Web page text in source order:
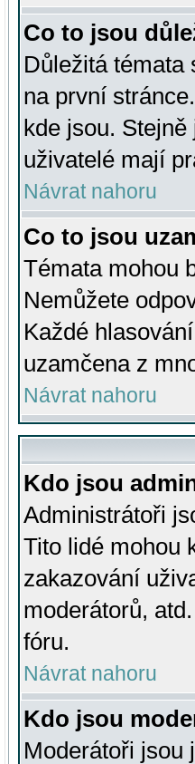
Co to jsou
Důležitá témata
na první
kde jsou.
uživatelé mají
Návrat nahoru
Co to jsou
Témata mohou
Nemůžete
Každé
uzamčena z
Návrat nahoru
Kdo jsou
Administrátoři
Tito lidé mohou
zakazování
moderátorů,
fóru.
Návrat nahoru
Kdo jsou
Moderátoři jsou